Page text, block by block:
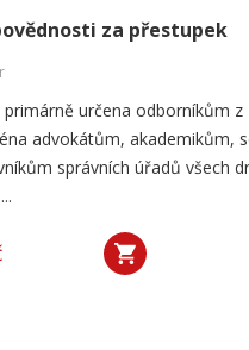
za přestupek
primárně určena odborníkům
advokátům, akademikům,
správních úřadů všech